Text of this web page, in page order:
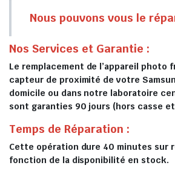
Nous pouvons vous le
Nos Services et Garantie :
Le remplacement de l’appareil photo
capteur de proximité de votre
domicile ou dans notre laboratoire
sont garanties 90 jours (hors casse
Temps de Réparation :
Cette opération dure 40 minutes sur
fonction de la disponibilité en stock.